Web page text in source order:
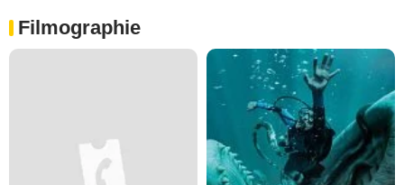
Filmographie